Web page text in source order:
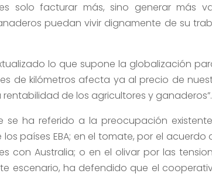
solo facturar más, sino generar más
puedan vivir dignamente de su
lo que supone la globalización
de kilómetros afecta ya al precio de
rentabilidad de los agricultores y ganaderos”.
se ha referido a la preocupación
países EBA; en el tomate, por el
con Australia; o en el olivar por las
escenario, ha defendido que el